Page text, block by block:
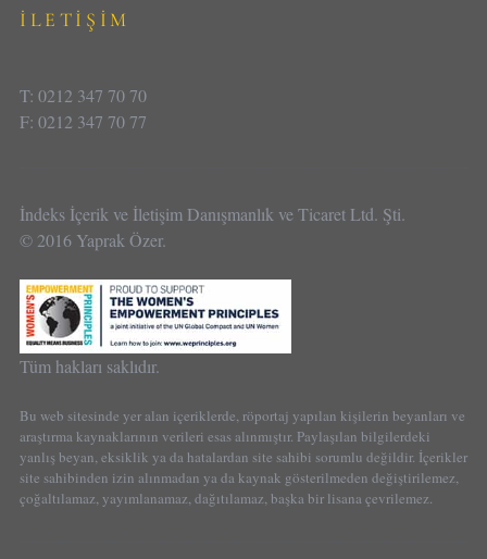
İLETİŞİM
T: 0212 347 70 70
F: 0212 347 70 77
İndeks İçerik ve İletişim Danışmanlık ve Ticaret Ltd. Şti.
© 2016 Yaprak Özer.
Tüm hakları saklıdır.
Bu web sitesinde yer alan içeriklerde, röportaj yapılan kişilerin beyanları ve
araştırma kaynaklarının verileri esas alınmıştır. Paylaşılan bilgilerdeki
yanlış beyan, eksiklik ya da hatalardan site sahibi sorumlu değildir. İçerikler
site sahibinden izin alınmadan ya da kaynak gösterilmeden değiştirilemez,
çoğaltılamaz, yayımlanamaz, dağıtılamaz, başka bir lisana çevrilemez.